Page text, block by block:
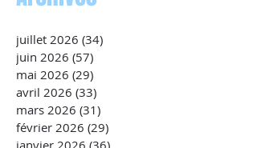
juillet 2026 (34)
juin 2026 (57)
mai 2026 (29)
avril 2026 (33)
mars 2026 (31)
février 2026 (29)